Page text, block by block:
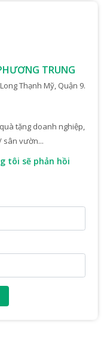
TRUNG
Thạnh Mỹ, Quận 9.
tặng doanh nghiệp,
sân vườn...
tôi sẽ phản hồi